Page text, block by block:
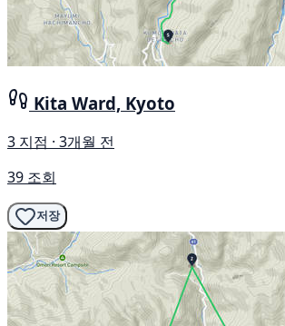
Kita Ward, Kyoto
3 지점 · 3개월 전
39 조회
저장